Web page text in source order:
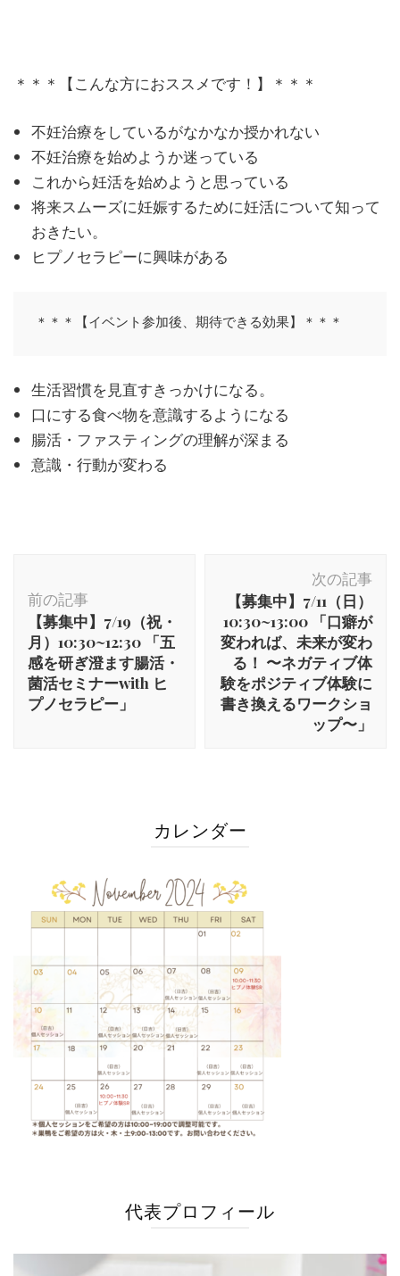
＊＊＊【こんな方におススメです！】＊＊＊
不妊治療をしているがなかなか授かれない
不妊治療を始めようか迷っている
これから妊活を始めようと思っている
将来スムーズに妊娠するために妊活について知って
おきたい。
ヒプノセラピーに興味がある
＊＊＊【イベント参加後、期待できる効果】＊＊＊
生活習慣を見直すきっかけになる。
口にする食べ物を意識するようになる
腸活・ファスティングの理解が深まる
意識・行動が変わる
前の記事
【募集中】7/19（祝・
月）10:30~12:30 「五
感を研ぎ澄ます腸活・
菌活セミナーwith ヒ
プノセラピー」
次の記事
【募集中】7/11（日）
10:30~13:00 「口癖が
変われば、未来が変わ
る！ 〜ネガティブ体
験をポジティブ体験に
書き換えるワークショ
ップ〜」
カレンダー
代表プロフィール